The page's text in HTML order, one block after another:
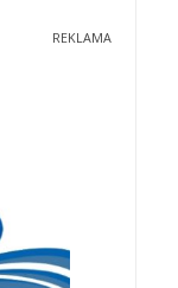
REKLAMA